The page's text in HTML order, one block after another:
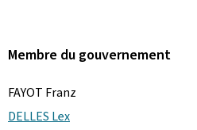
Membre du gouvernement
FAYOT Franz
DELLES Lex